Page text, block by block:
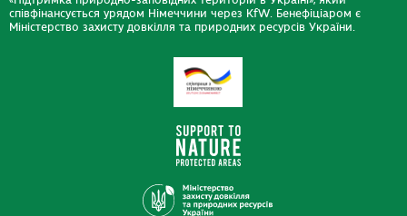
співфінансується урядом Німеччини через KfW. Бенефіціаром є
Міністерство захисту довкілля та природних ресурсів України.